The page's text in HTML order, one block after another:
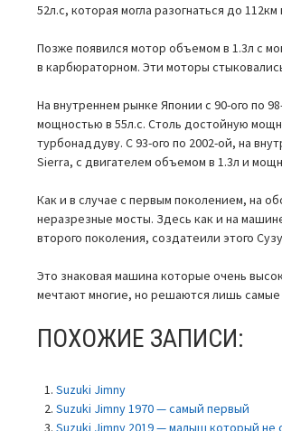
52л.с, которая могла разогнаться до 112км
Позже появился мотор объемом в 1.3л с
в карбюраторном. Эти моторы
На внутреннем рынке Японии с 90-ого по
мощностью в 55л.с. Столь достойную
турбонаддуву. С 93-ого по 2002-ой, на
Sierra, с двигателем объемом в 1.3л и
Как и в случае с первым поколением, на
неразрезные мосты. Здесь как и на
второго поколения, создатеили этого
Это знаковая машина которые очень
мечтают многие, но решаются лишь
ПОХОЖИЕ ЗАПИСИ:
Suzuki Jimny
Suzuki Jimny 1970 — самый первый
Suzuki Jimny 2019 — малыш который не